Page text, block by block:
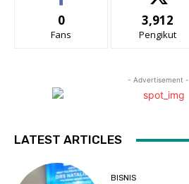
0
Fans
3,912
Pengikut
- Advertisement -
LATEST ARTICLES
BISNIS